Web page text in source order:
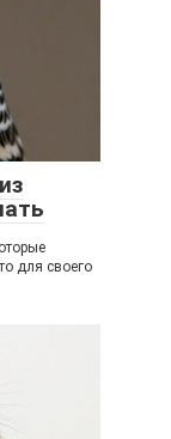
для своего